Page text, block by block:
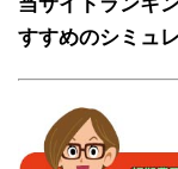
すすめのシミュ